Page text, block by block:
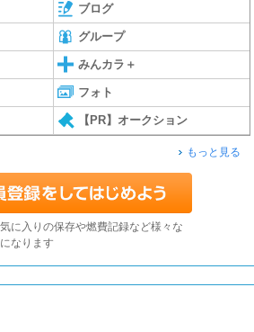
ブログ
グループ
みんカラ＋
フォト
【PR】オークション
もっと見る
に入りの保存や燃費記録など様々な
なります